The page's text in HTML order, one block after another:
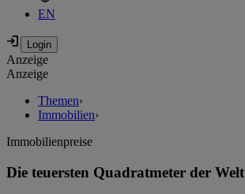
EN
Anzeige
Anzeige
Themen›
Immobilien›
Immobilienpreise
Die teuersten Quadratmeter der Welt